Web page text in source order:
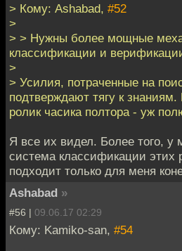
> Кому: Ashabad, #52
>
> > Нужны более мощные
классификации и
>
> Усилия, потраченные на
подтверждают тягу к
ролик часика полтора - уж
Я все их видел. Более того, у
система классификации этих
подходит только для меня
Ashabad »
#56 | 09.06.17 02:29
Кому: Kamiko-san, #54